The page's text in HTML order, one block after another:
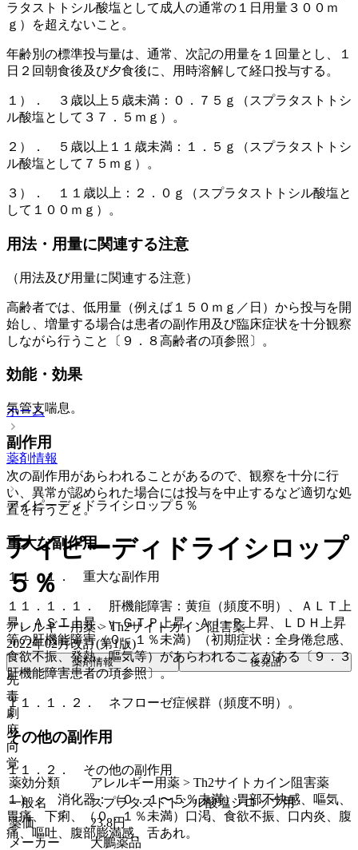
ラタストトシル酸塩として成人の通常の１日用量３００ｍ
ｇ）を超えないこと。
年齢別の標準投与量は、通常、次記の用量を１回量とし、１
日２回朝食後及び夕食後に、用時溶解して経口投与する。
１）． ３歳以上５歳未満：０．７５ｇ（スプラタストトシ
ル酸塩として３７．５ｍｇ）。
２）． ５歳以上１１歳未満：１．５ｇ（スプラタストトシ
ル酸塩として７５ｍｇ）。
３）． １１歳以上：２．０ｇ（スプラタストトシル酸塩と
して１００ｍｇ）。
用法・用量に関連する注意
（用法及び用量に関連する注意）
高齢者では、低用量（例えば１５０ｍｇ／日）から投与を開
始し、増量する場合は患者の副作用及び臨床症状を十分観察
しながら行うこと〔９．８高齢者の項参照〕。
効能・効果
気管支喘息。
副作用
次の副作用があらわれることがあるので、観察を十分に行
い、異常が認められた場合には投与を中止するなど適切な処
置を行うこと。
重大な副作用
１１．１． 重大な副作用
１１．１．１． 肝機能障害：黄疸（頻度不明）、ＡＬＴ上
昇、ＡＳＴ上昇、γ−ＧＴＰ上昇、Ａｌ−Ｐ上昇、ＬＤＨ上昇
等の肝機能障害（０．１％未満）（初期症状：全身倦怠感、
食欲不振、発熱、嘔気等）があらわれることがある〔９．３
肝機能障害患者の項参照〕。
１１．１．２． ネフローゼ症候群（頻度不明）。
その他の副作用
１１．２． その他の副作用
１）． 消化器：（０．１〜５％未満）胃部不快感、嘔気、
胃痛、下痢、（０．１％未満）口渇、食欲不振、口内炎、腹
痛、嘔吐、腹部膨満感、舌あれ。
ホーム
薬剤情報
アイピーディドライシロップ５％
アイピーディドライシロップ
５％
アレルギー用薬 > Th2サイトカイン阻害薬
2022年02月改訂(第1版)
薬剤情報 後発品
先
毒
劇
麻
向
覚
薬効分類
アレルギー用薬 > Th2サイトカイン阻害薬
一般名
スプラタストトシル酸塩シロップ用
薬価
23.8円
メーカー
大鵬薬品